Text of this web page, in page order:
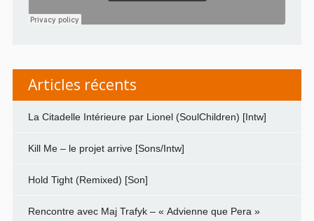
Articles récents
La Citadelle Intérieure par Lionel (SoulChildren) [Intw]
Kill Me – le projet arrive [Sons/Intw]
Hold Tight (Remixed) [Son]
Rencontre avec Maj Trafyk – « Advienne que Pera »